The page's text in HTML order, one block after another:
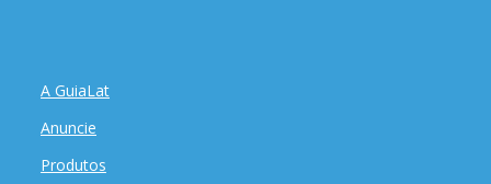
A GuiaLat
Anuncie
Produtos